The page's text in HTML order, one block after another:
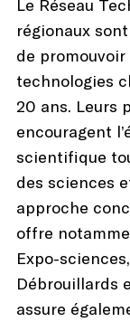
Le Réseau
régionaux
de
technologies
20 ans. Leurs
encouragent
scientifique
des sciences
approche
offre
Expo-
Débrouillards
assure